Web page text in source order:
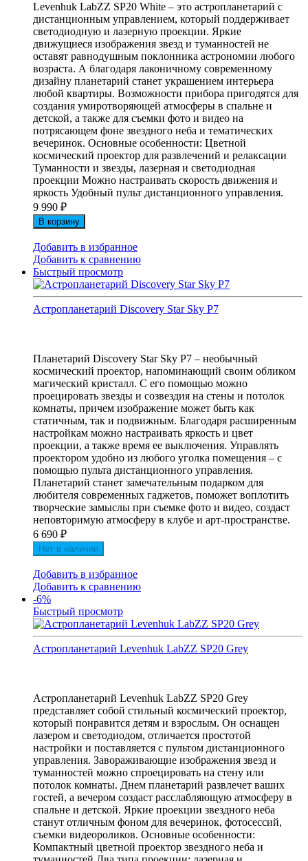
Levenhuk LabZZ SP20 White – это астропланетарий с
дистанционным управлением, который поддерживает
светодиодную и лазерную проекции. Яркие
движущиеся изображения звезд и туманностей не
оставят равнодушным поклонника астрономии любого
возраста. А благодаря лаконичному современному
дизайну планетарий станет украшением интерьера
любой квартиры. Возможности прибора пригодятся для
создания умиротворяющей атмосферы в спальне и
детской, а также для съемки фото и видео на
потрясающем фоне звездного неба и тематических
вечеринок. Основные особенности: Цветной
космический проектор для развлечений и релаксации
Туманности и звезды, лазерная и светодиодная
проекции Можно настраивать скорость движения и
яркость Удобный пульт дистанционного управления.
9 990 ₽
В корзину
Добавить в избранное
Добавить к сравнению
Быстрый просмотр
Астропланетарий Discovery Star Sky P7
Планетарий Discovery Star Sky P7 – необычный
космический проектор, напоминающий своим обликом
магический кристалл. С его помощью можно
проецировать звезды и созвездия на стены и потолок
комнаты, причем изображение может быть как
статичным, так и подвижным. Благодаря расширенным
настройкам можно настраивать яркость и цвет
проекции, а также время ее выключения. Управлять
проектором удобно из любого уголка помещения – с
помощью пульта дистанционного управления.
Планетарий станет замечательным подарком для
любителя современных гаджетов, поможет воплотить
творческие замыслы при съемке фото и видео, создаст
неповторимую атмосферу в клубе и арт-пространстве.
6 690 ₽
Нет в наличии
Добавить в избранное
Добавить к сравнению
-6%
Быстрый просмотр
Астропланетарий Levenhuk LabZZ SP20 Grey
Астропланетарий Levenhuk LabZZ SP20 Grey
представляет собой стильный космический проектор,
который понравится детям и взрослым. Он оснащен
лазером и светодиодом, отличается простотой
настройки и поставляется с пультом дистанционного
управления. Завораживающие изображения звезд и
туманностей можно спроецировать на стену или
потолок комнаты. Днем планетарий развлечет ваших
гостей, а вечером создаст расслабляющую атмосферу в
спальне и детской. Яркие проекции звездного неба
станут отличным фоном для вечеринок, фотосессий,
съемки видеороликов. Основные особенности:
Компактный цветной проектор звездного неба и